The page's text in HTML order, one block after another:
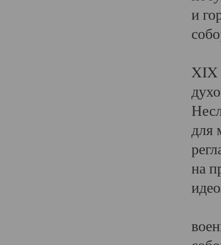
и
XIX
для
на